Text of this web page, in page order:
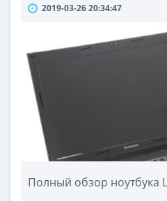
используя для этого
сконструированный для
возрастом от 6 месяцев
кормления оснащен
подносом-сто..
2019-03-26 20:34:47
Полный обзор ноутбука